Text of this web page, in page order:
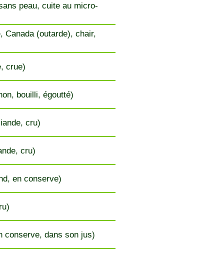
peau, cuite au micro-
Canada (outarde), chair,
crue)
bouilli, égoutté)
cru)
cru)
en conserve)
conserve, dans son jus)